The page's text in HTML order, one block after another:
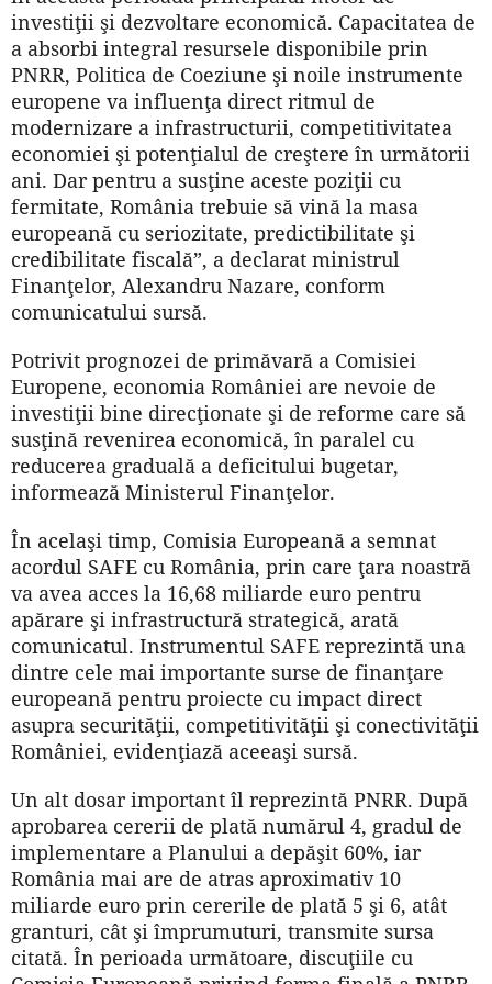
investiţii şi dezvoltare economică. Capacitatea de
a absorbi integral resursele disponibile prin
PNRR, Politica de Coeziune şi noile instrumente
europene va influenţa direct ritmul de
modernizare a infrastructurii, competitivitatea
economiei şi potenţialul de creştere în următorii
ani. Dar pentru a susţine aceste poziţii cu
fermitate, România trebuie să vină la masa
europeană cu seriozitate, predictibilitate şi
credibilitate fiscală”, a declarat ministrul
Finanţelor, Alexandru Nazare, conform
comunicatului sursă.
Potrivit prognozei de primăvară a Comisiei
Europene, economia României are nevoie de
investiţii bine direcţionate şi de reforme care să
susţină revenirea economică, în paralel cu
reducerea graduală a deficitului bugetar,
informează Ministerul Finanţelor.
În acelaşi timp, Comisia Europeană a semnat
acordul SAFE cu România, prin care ţara noastră
va avea acces la 16,68 miliarde euro pentru
apărare şi infrastructură strategică, arată
comunicatul. Instrumentul SAFE reprezintă una
dintre cele mai importante surse de finanţare
europeană pentru proiecte cu impact direct
asupra securităţii, competitivităţii şi conectivităţii
României, evidenţiază aceeaşi sursă.
Un alt dosar important îl reprezintă PNRR. După
aprobarea cererii de plată numărul 4, gradul de
implementare a Planului a depăşit 60%, iar
România mai are de atras aproximativ 10
miliarde euro prin cererile de plată 5 şi 6, atât
granturi, cât şi împrumuturi, transmite sursa
citată. În perioada următoare, discuţiile cu